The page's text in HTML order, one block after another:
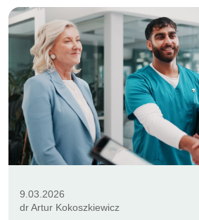
9.03.2026
dr Artur Kokoszkiewicz